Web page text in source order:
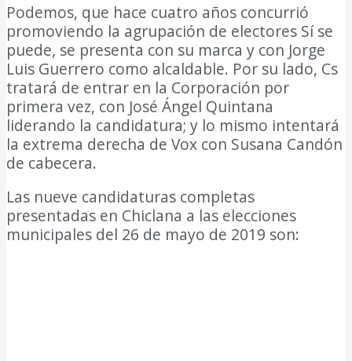
Podemos, que hace cuatro años concurrió
promoviendo la agrupación de electores Sí se
puede, se presenta con su marca y con Jorge
Luis Guerrero como alcaldable. Por su lado, Cs
tratará de entrar en la Corporación por
primera vez, con José Ángel Quintana
liderando la candidatura; y lo mismo intentará
la extrema derecha de Vox con Susana Candón
de cabecera.
Las nueve candidaturas completas
presentadas en Chiclana a las elecciones
municipales del 26 de mayo de 2019 son: